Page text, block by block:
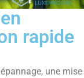
rapide
une mise